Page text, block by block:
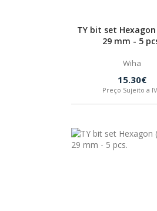
TY bit set Hexagon
29 mm - 5
Wiha
15.30€
Preço Sujeito a